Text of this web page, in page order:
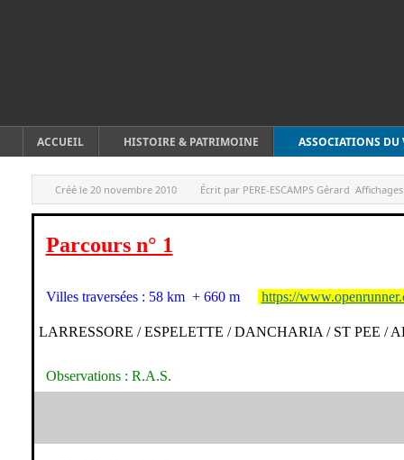
ACCUEIL HISTOIRE & PATRIMOINE ASSOCIATIONS DU
Créé le 20 novembre 2010 Écrit par PERE-ESCAMPS Gérard
Parcours n° 1
Villes traversées : 58 km + 660 m https://
LARRESSORE / ESPELETTE / DANCHARIA / ST PEE /
Observations : R.A.S.